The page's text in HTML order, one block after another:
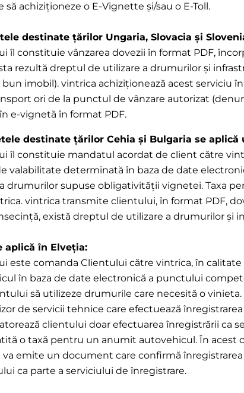
achiziționeze o E-Vignette și/sau o E-Toll.
destinate țărilor Ungaria, Slovacia și
îl constituie vânzarea dovezii în format PDF,
rezultă dreptul de utilizare a drumurilor și
imobil). vintrica achiziționează acest
ori de la punctul de vânzare autorizat
e-vignetă în format PDF.
destinate țărilor Cehia și Bulgaria se aplică
îl constituie mandatul acordat de client către
valabilitate determinată în baza de date
drumurilor supuse obligativității vignetei. Taxa
vintrica transmite clientului, în format PDF,
există dreptul de utilizare a drumurilor
aplică în Elveția:
este comanda Clientului către vintrica, în
în baza de date electronică a punctului
să utilizeze drumurile care necesită o
de servicii tehnice care efectuează
clientului doar efectuarea înregistrării ca
o taxă pentru un anumit autovehicul. În acest
emite un document care confirmă
ca parte a serviciului de înregistrare.